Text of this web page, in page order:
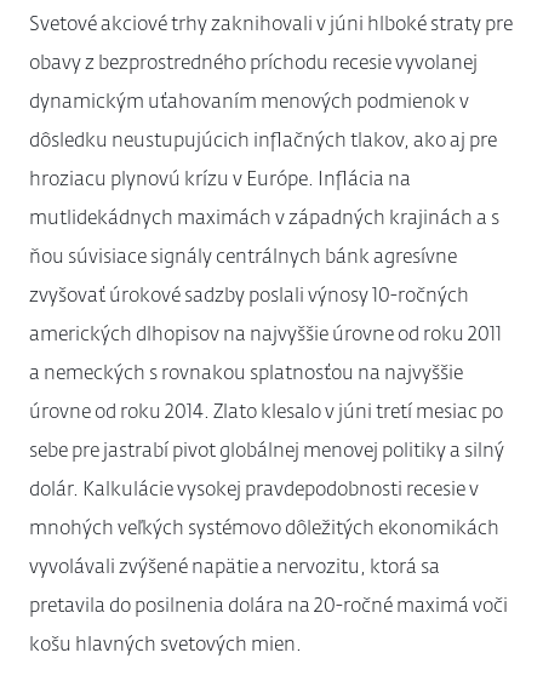
Svetové akciové trhy zaknihovali v júni hlboké straty pre
obavy z bezprostredného príchodu recesie vyvolanej
dynamickým uťahovaním menových podmienok v
dôsledku neustupujúcich inflačných tlakov, ako aj pre
hroziacu plynovú krízu v Európe. Inflácia na
mutlidekádnych maximách v západných krajinách a s
ňou súvisiace signály centrálnych bánk agresívne
zvyšovať úrokové sadzby poslali výnosy 10-ročných
amerických dlhopisov na najvyššie úrovne od roku 2011
a nemeckých s rovnakou splatnosťou na najvyššie
úrovne od roku 2014. Zlato klesalo v júni tretí mesiac po
sebe pre jastrabí pivot globálnej menovej politiky a silný
dolár. Kalkulácie vysokej pravdepodobnosti recesie v
mnohých veľkých systémovo dôležitých ekonomikách
vyvolávali zvýšené napätie a nervozitu, ktorá sa
pretavila do posilnenia dolára na 20-ročné maximá voči
košu hlavných svetových mien.